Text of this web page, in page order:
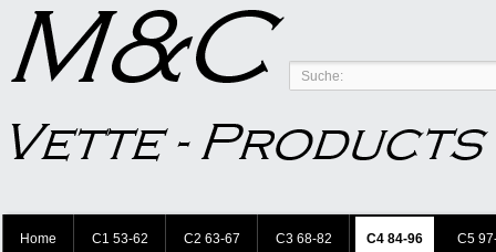
Home C1 53-62 C2 63-67 C3 68-82 C4 84-96 C5